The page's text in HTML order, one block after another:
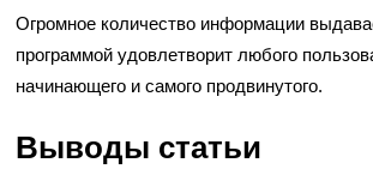
Огромное количество информации
программой удовлетворит любого
начинающего и самого продвинутого.
Выводы статьи